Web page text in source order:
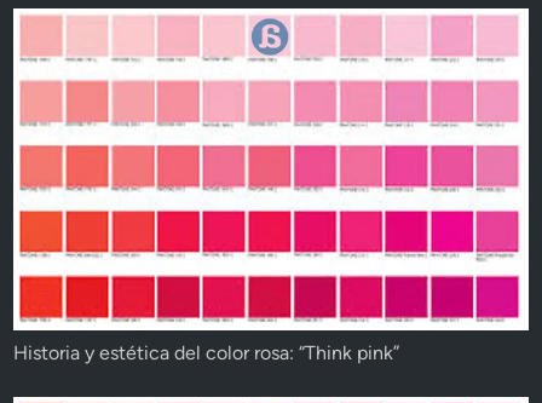
Historia y estética del color rosa: “Think pink”